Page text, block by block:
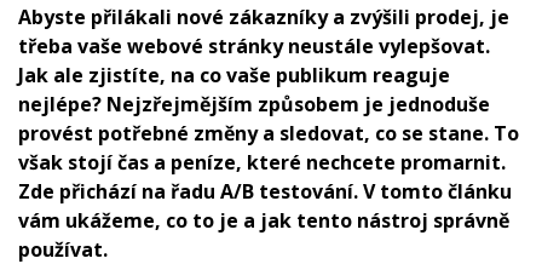
Abyste přilákali nové zákazníky a zvýšili prodej, je
třeba vaše webové stránky neustále vylepšovat.
Jak ale zjistíte, na co vaše publikum reaguje
nejlépe? Nejzřejmějším způsobem je jednoduše
provést potřebné změny a sledovat, co se stane. To
však stojí čas a peníze, které nechcete promarnit.
Zde přichází na řadu A/B testování. V tomto článku
vám ukážeme, co to je a jak tento nástroj správně
používat.